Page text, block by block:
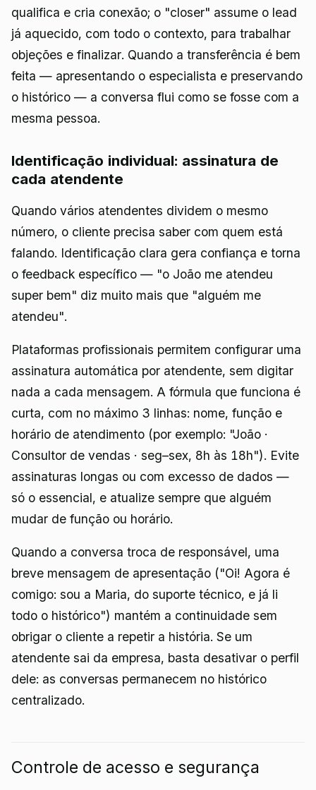
qualifica e cria conexão; o "closer" assume o lead
já aquecido, com todo o contexto, para trabalhar
objeções e finalizar. Quando a transferência é bem
feita — apresentando o especialista e preservando
o histórico — a conversa flui como se fosse com a
mesma pessoa.
Identificação individual: assinatura de
cada atendente
Quando vários atendentes dividem o mesmo
número, o cliente precisa saber com quem está
falando. Identificação clara gera confiança e torna
o feedback específico — "o João me atendeu
super bem" diz muito mais que "alguém me
atendeu".
Plataformas profissionais permitem configurar uma
assinatura automática por atendente, sem digitar
nada a cada mensagem. A fórmula que funciona é
curta, com no máximo 3 linhas: nome, função e
horário de atendimento (por exemplo: "João ·
Consultor de vendas · seg–sex, 8h às 18h"). Evite
assinaturas longas ou com excesso de dados —
só o essencial, e atualize sempre que alguém
mudar de função ou horário.
Quando a conversa troca de responsável, uma
breve mensagem de apresentação ("Oi! Agora é
comigo: sou a Maria, do suporte técnico, e já li
todo o histórico") mantém a continuidade sem
obrigar o cliente a repetir a história. Se um
atendente sai da empresa, basta desativar o perfil
dele: as conversas permanecem no histórico
centralizado.
Controle de acesso e segurança